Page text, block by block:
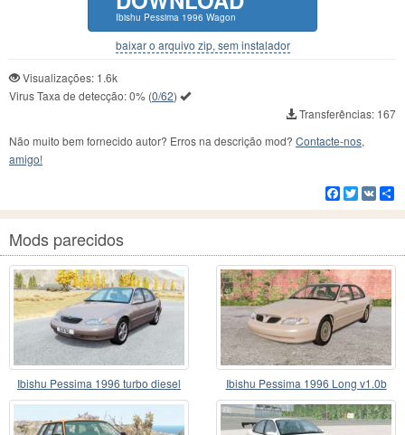
Ibishu Pessima 1996 Wagon
baixar o arquivo zip, sem instalador
Visualizações: 1.6k
Virus Taxa de detecção:0% (0/62)
Transferências: 167
Não muito bem fornecido autor? Erros na descrição mod? Contacte-nos,
amigo!
Facebook
Twitter
VK
Mods parecidos
Ibishu Pessima 1996 turbo diesel
engine
Ibishu Pessima 1996 Long v1.0b